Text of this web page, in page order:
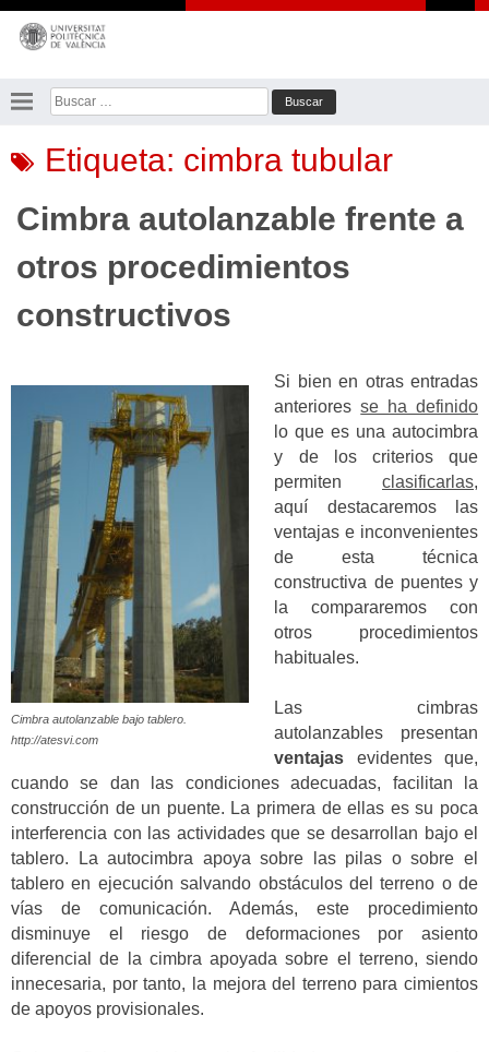
Saltar
contenido
Buscar:
Etiqueta: cimbra tubular
Cimbra autolanzable frente a
otros procedimientos
constructivos
Cimbra autolanzable bajo tablero.
http://atesvi.com
Si bien en otras entradas
anterioresse ha definido
lo que es una autocimbra
y de los criterios que
permiten clasificarlas,
aquí destacaremos las
ventajas e inconvenientes
de esta técnica
constructiva de puentes y
la compararemos con
otros procedimientos
habituales.
Las cimbras
autolanzables presentan
ventajas evidentes que,
cuando se dan las condiciones adecuadas, facilitan la
construcción de un puente. La primera de ellas es su poca
interferencia con las actividades que se desarrollan bajo el
tablero. La autocimbra apoya sobre las pilas o sobre el
tablero en ejecución salvando obstáculos del terreno o de
vías de comunicación. Además, este procedimiento
disminuye el riesgo de deformaciones por asiento
diferencial de la cimbra apoyada sobre el terreno, siendo
innecesaria, por tanto, la mejora del terreno para cimientos
de apoyos provisionales.